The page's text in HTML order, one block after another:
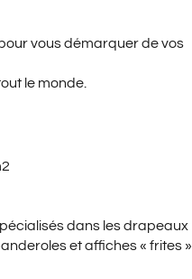
vous démarquer de vos
le monde.
dans les drapeaux
et affiches « frites »